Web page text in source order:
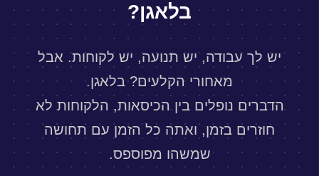
בלאגן?
יש לך עבודה, יש תנועה, יש לקוחות. אבל
מאחורי הקלעים? בלאגן.
הדברים נופלים בין הכיסאות, הלקוחות לא
חוזרים בזמן, ואתה כל הזמן עם תחושה
שמשהו מפוספס.